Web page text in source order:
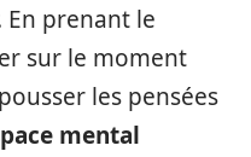
prenant le
sur le moment
les pensées
mental